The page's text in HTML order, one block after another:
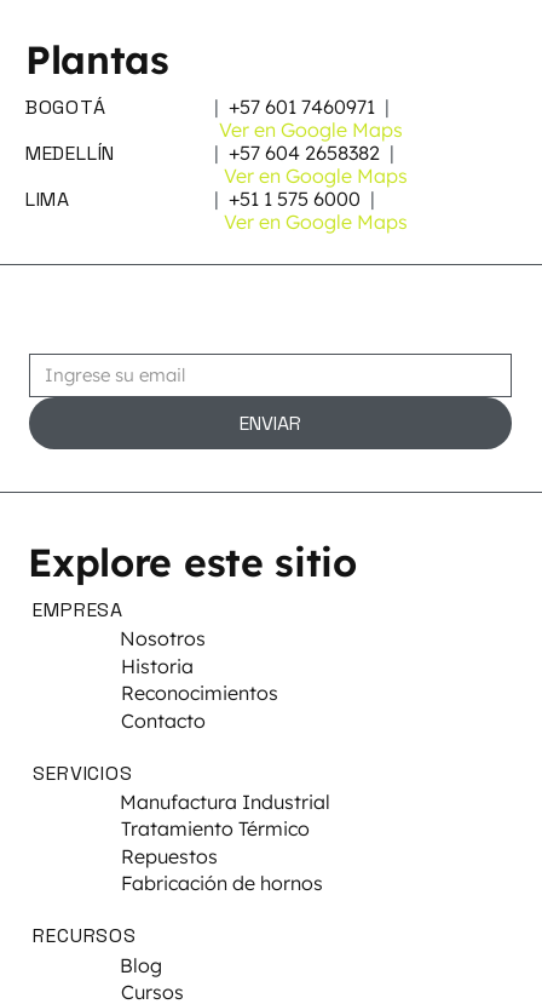
Plantas
BOGOTÁ | +57 601 7460971 |
Ver en Google Maps
MEDELLÍN | +57 604 2658382 |
Ver en Google Maps
LIMA | +51 1 575 6000 |
Ver en Google Maps
ENVIAR
Explore este sitio
EMPRESA
Nosotros
Historia
Reconocimientos
Contacto
SERVICIOS
Manufactura Industrial
Tratamiento Térmico
Repuestos
Fabricación de hornos
RECURSOS
Blog
Cursos